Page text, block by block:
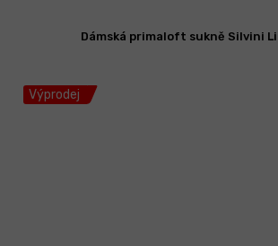
Výprodej
Dámská primaloft sukně Silvini